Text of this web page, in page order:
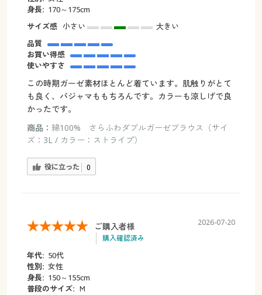
身長: 170～175cm
サイズ感 小さい
大きい
品質
お買い得感
使いやすさ
この時期ガーゼ素材ほとんど着ています。肌触りがとて
も良く、パジャマももちろんです。カラーも涼しげで良
かったです。
商品： 綿100% さらふわダブルガーゼブラウス（サイ
ズ：3L / カラー：ストライプ）
役に立った 0
ご購入者様
購入確認済み
2026-07-20
年代: 50代
性別: 女性
身長: 150～155cm
普段のサイズ: Ｍ